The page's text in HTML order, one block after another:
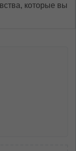
которые вы